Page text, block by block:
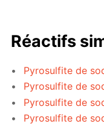
Réactifs
Pyrosulfite de
Pyrosulfite de
Pyrosulfite de
Pyrosulfite de